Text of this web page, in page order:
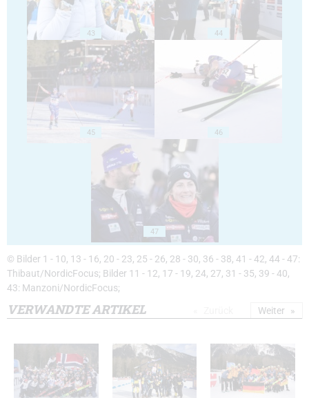
43 44
45 46
47
© Bilder 1 - 10, 13 - 16, 20 - 23, 25 - 26, 28 - 30, 36 - 38, 41 - 42, 44 - 47:
Thibaut/NordicFocus; Bilder 11 - 12, 17 - 19, 24, 27, 31 - 35, 39 - 40,
43: Manzoni/NordicFocus;
VERWANDTE ARTIKEL Weiter